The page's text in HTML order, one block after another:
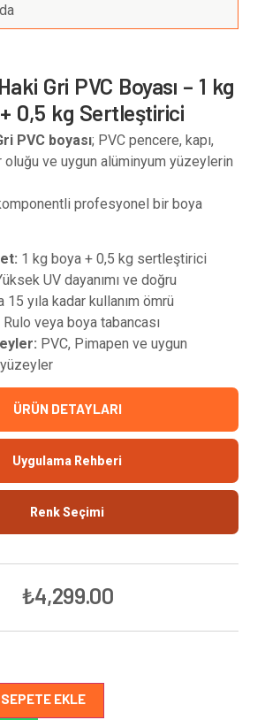
Gri PVC Boyası – 1 kg
0,5 kg Sertleştirici
PVC boyası; PVC pencere, kapı,
oluğu ve uygun alüminyum yüzeylerin
profesyonel bir boya
1 kg boya + 0,5 kg sertleştirici
UV dayanımı ve doğru
15 yıla kadar kullanım ömrü
Rulo veya boya tabancası
PVC, Pimapen ve uygun
ÜRÜN DETAYLARI
Uygulama Rehberi
Renk Seçimi
₺4,299.00
SEPETE EKLE